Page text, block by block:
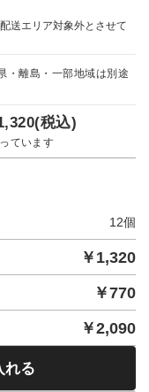
送エリア対象外とさせて
・離島・一部地域は別途
(税込)
ています
12個
￥ 1,320
￥770
￥2,090
れる